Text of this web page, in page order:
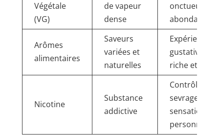
Végétale
(VG)
de vapeur
dense
onctueuse et
abondante
Arômes
alimentaires
Saveurs
variées et
naturelles
Expérience
gustative
riche et fidèle
Nicotine
Substance
addictive
Contrôle du
sevrage et
sensation